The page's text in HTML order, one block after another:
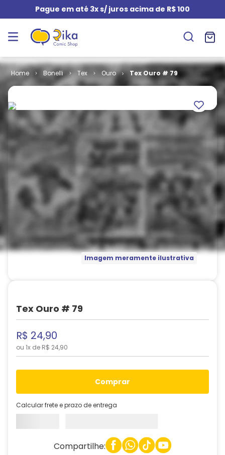
Pague em até 3x s/ juros acima de R$ 100
Bonelli Tex Ouro Tex Ouro # 79
Imagem meramente ilustrativa
Tex Ouro # 79
R$ 24,90
ou 1x de R$ 24,90
comprar
Calcular frete e prazo de entrega
Compartilhe: